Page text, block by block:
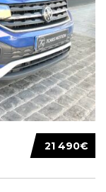
21 490€